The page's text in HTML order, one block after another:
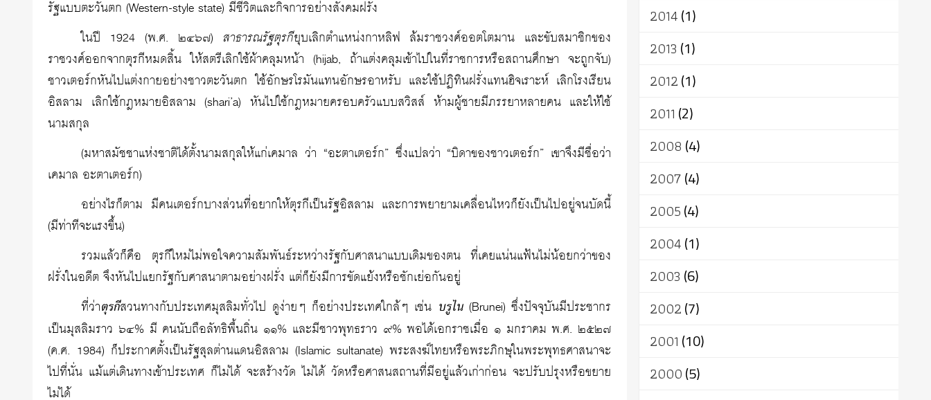
รัฐแบบตะวันตก (Western-style state) มีชีวิตและกิจการอย่างสังคมฝรั่ง
ในปี 1924 (พ.ศ. ๒๔๖๗) สาธารณรัฐตุรกียุบเลิกตำแหน่งกาหลิฟ ล้มราชวงศ์ออตโตมาน และขับสมาชิกของ
ราชวงศ์ออกจากตุรกีหมดสิ้น ให้สตรีเลิกใช้ผ้าคลุมหน้า (hijab, ถ้าแต่งคลุมเข้าไปในที่ราชการหรือสถานศึกษา จะถูกจับ)
ชาวเตอร์กหันไปแต่งกายอย่างชาวตะวันตก ใช้อักษรโรมันแทนอักษรอาหรับ และใช้ปฏิทินฝรั่งแทนฮิจเราะห์ เลิกโรงเรียน
อิสลาม เลิกใช้กฎหมายอิสลาม (shari’a) หันไปใช้กฎหมายครอบครัวแบบสวิสส์ ห้ามผู้ชายมีภรรยาหลายคน และให้ใช้
นามสกุล
(มหาสมัชชาแห่งชาติได้ตั้งนามสกุลให้แก่เคมาล ว่า “อะตาเตอร์ก” ซึ่งแปลว่า “บิดาของชาวเตอร์ก” เขาจึงมีชื่อว่า
เคมาล อะตาเตอร์ก)
อย่างไรก็ตาม มีคนเตอร์กบางส่วนที่อยากให้ตุรกีเป็นรัฐอิสลาม และการพยายามเคลื่อนไหวก็ยังเป็นไปอยู่จนบัดนี้
(มีท่าทีจะแรงขึ้น)
รวมแล้วก็คือ ตุรกีใหม่ไม่พอใจความสัมพันธ์ระหว่างรัฐกับศาสนาแบบเดิมของตน ที่เคยแน่นแฟ้นไม่น้อยกว่าของ
ฝรั่งในอดีต จึงหันไปแยกรัฐกับศาสนาตามอย่างฝรั่ง แต่ก็ยังมีการขัดแย้งหรือชักเย่อกันอยู่
ที่ว่าตุรกีสวนทางกับประเทศมุสลิมทั่วไป ดูง่ายๆ ก็อย่างประเทศใกล้ๆ เช่น บรูไน(Brunei) ซึ่งปัจจุบันมีประชากร
เป็นมุสลิมราว ๖๔% มี คนนับถือลัทธิพื้นถิ่น ๑๑% และมีชาวพุทธราว ๙% พอได้เอกราชเมื่อ ๑ มกราคม พ.ศ. ๒๕๒๗
(ค.ศ. 1984) ก็ประกาศตั้งเป็นรัฐสุลต่านแดนอิสลาม (Islamic sultanate) พระสงฆ์ไทยหรือพระภิกษุในพระพุทธศาสนาจะ
ไปที่นั่น แม้แต่เดินทางเข้าประเทศ ก็ไม่ได้ จะสร้างวัด ไม่ได้ วัดหรือศาสนสถานที่มีอยู่แล้วเก่าก่อน จะปรับปรุงหรือขยาย
ไม่ได้
2014(1)
2013 (1)
2012(1)
2011 (2)
2008 (4)
2007(4)
2005(4)
2004(1)
2003 (6)
2002(7)
2001 (10)
2000(5)